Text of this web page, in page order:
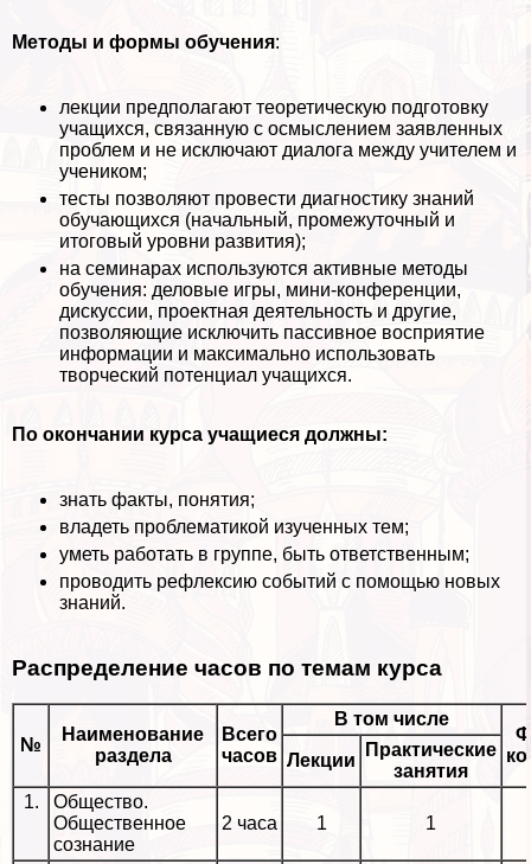
Методы и формы обучения:
лекции предполагают теоретическую подготовку
учащихся, связанную с осмыслением заявленных
проблем и не исключают диалога между учителем и
учеником;
тесты позволяют провести диагностику знаний
обучающихся (начальный, промежуточный и
итоговый уровни развития);
на семинарах используются активные методы
обучения: деловые игры, мини-конференции,
дискуссии, проектная деятельность и другие,
позволяющие исключить пассивное восприятие
информации и максимально использовать
творческий потенциал учащихся.
По окончании курса учащиеся должны:
знать факты, понятия;
владеть проблематикой изученных тем;
уметь работать в группе, быть ответственным;
проводить рефлексию событий с помощью новых
знаний.
Распределение часов по темам курса
№
Наименование
раздела
Всего
часов
В том числе
Лекции
Пpaктические
занятия
1.
Общество.
Общественное
сознание
2 часа 1 1